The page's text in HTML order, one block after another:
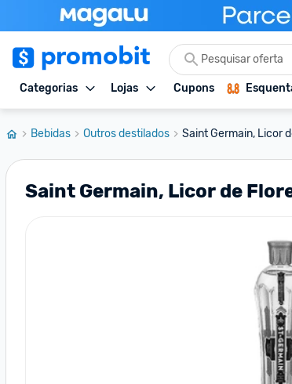
Categorias Lojas Cupons
Bebidas Outros destilados Saint Germain, Licor
Saint Germain, Licor de